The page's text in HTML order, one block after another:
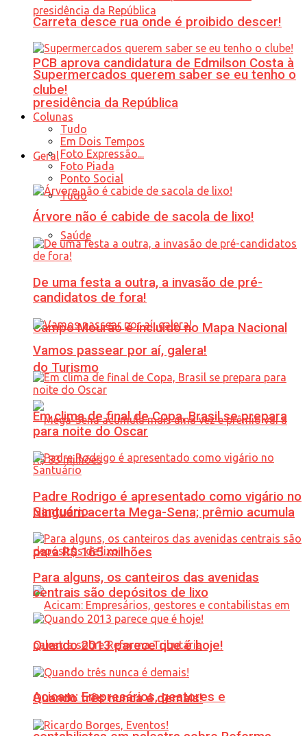
PCB aprova candidatura de Edmilson Costa à
presidência da República
Geral
Tudo
Saúde
Campo Mourão é incluído no Mapa Nacional
do Turismo
Ninguém acerta Mega-Sena; prêmio acumula
para R$ 165 milhões
Acicam: Empresários, gestores e
Carreta desce rua onde é proibido descer!
Supermercados querem saber se eu tenho o
clube!
Colunas
Tudo
Em Dois Tempos
Foto Expressão...
Foto Piada
Ponto Social
Árvore não é cabide de sacola de lixo!
De uma festa a outra, a invasão de pré-
candidatos de fora!
Vamos passear por aí, galera!
Em clima de final de Copa, Brasil se prepara
para noite do Oscar
Padre Rodrigo é apresentado como vigário no
Santuário
Para alguns, os canteiros das avenidas
centrais são depósitos de lixo
Quando 2013 parece que é hoje!
Quando três nunca é demais!